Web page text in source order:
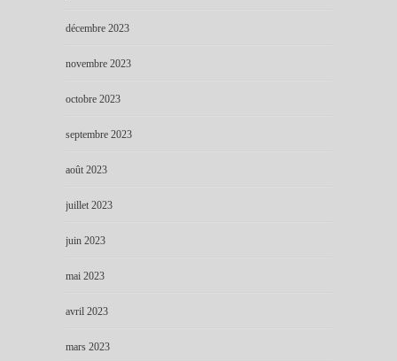
décembre 2023
novembre 2023
octobre 2023
septembre 2023
août 2023
juillet 2023
juin 2023
mai 2023
avril 2023
mars 2023